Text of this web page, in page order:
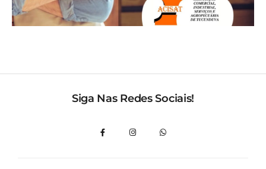
Siga Nas Redes Sociais!